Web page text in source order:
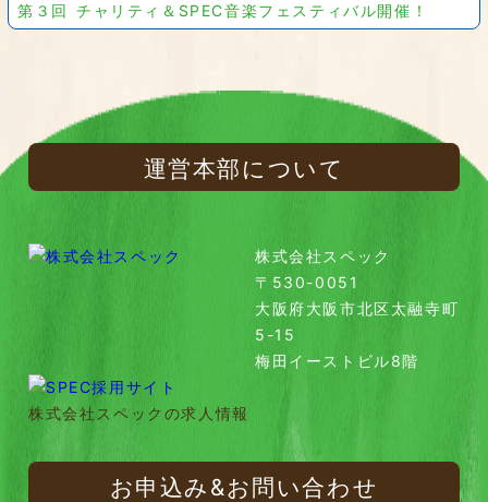
第３回 チャリティ＆SPEC音楽フェスティバル開催！
運営本部について
株式会社スペック
〒530-0051
大阪府大阪市北区太融寺町
5-15
梅田イーストビル8階
株式会社スペックの求人情報
お申込み&お問い合わせ